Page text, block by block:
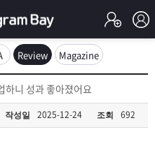
Review Magazine
하니 성과 좋아졌어요
작성일 2025-12-24 조회 692